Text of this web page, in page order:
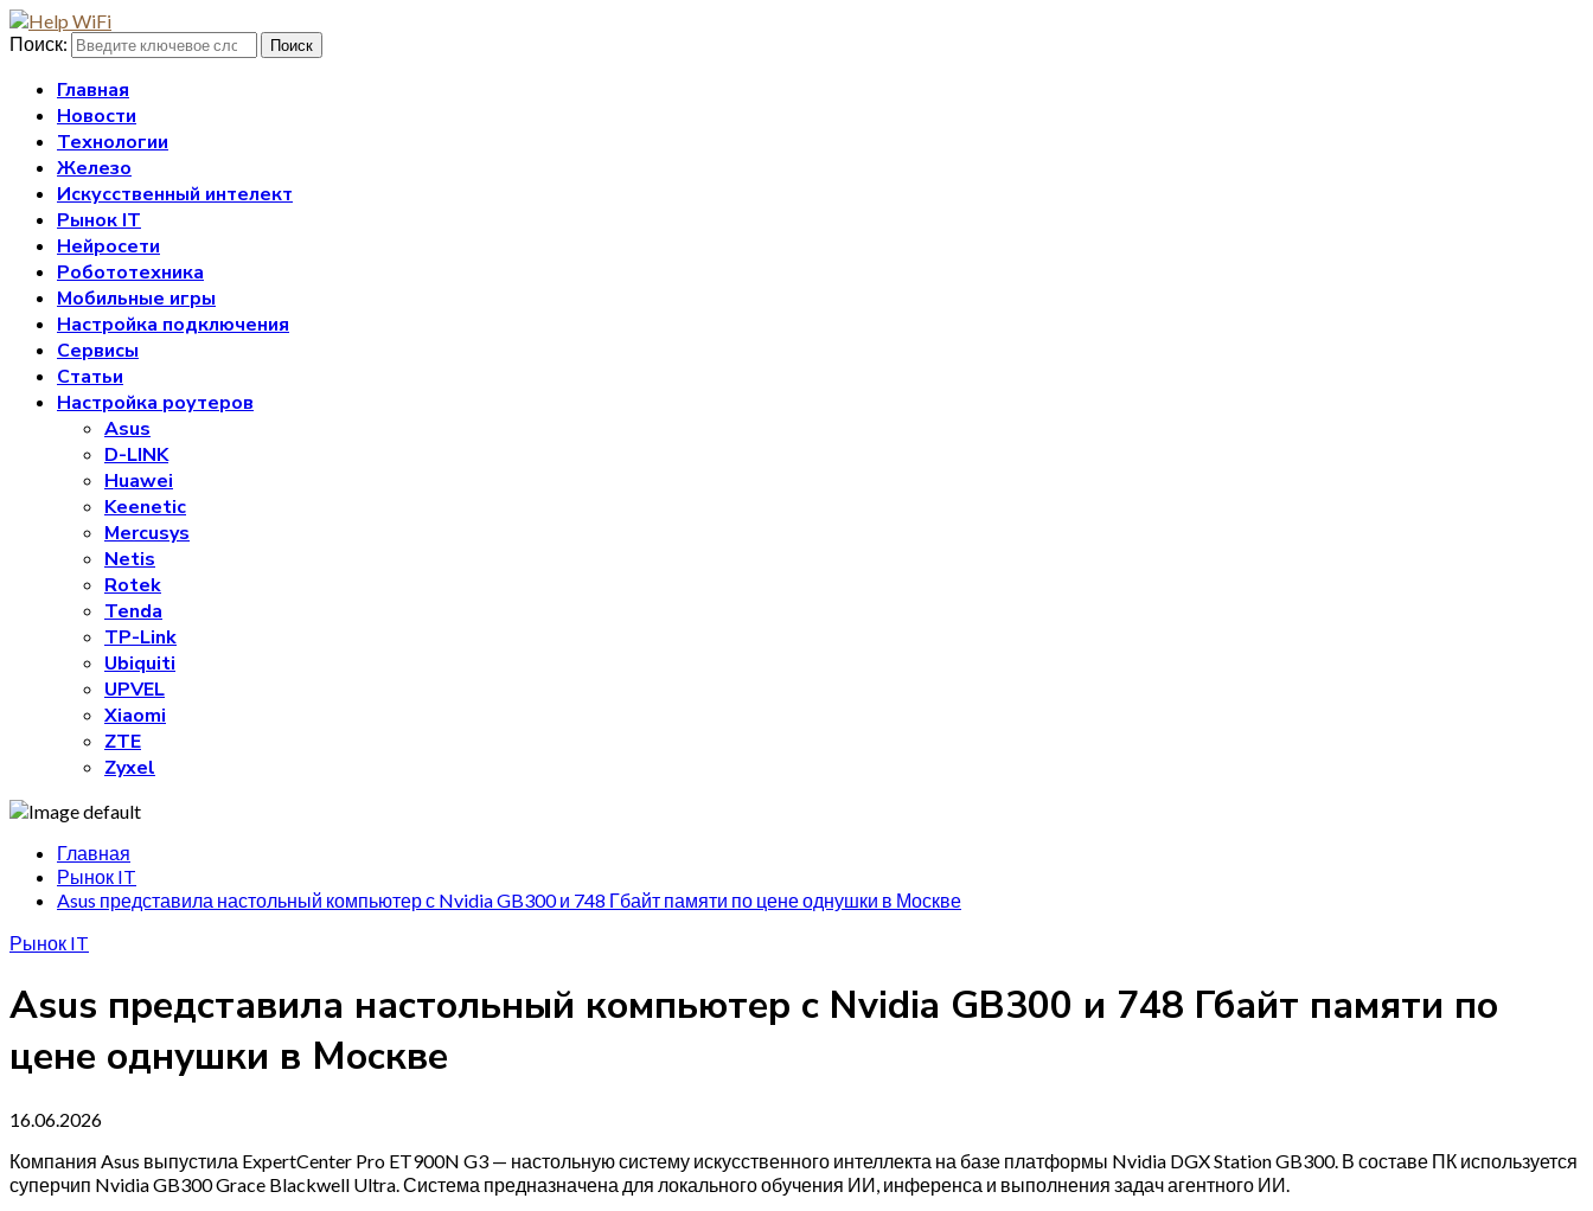
Поиск: Поиск
Главная
Новости
Технологии
Железо
Искусственный интелект
Рынок IT
Нейросети
Робототехника
Мобильные игры
Настройка подключения
Сервисы
Статьи
Настройка роутеров
Asus
D-LINK
Huawei
Keenetic
Mercusys
Netis
Rotek
Tenda
TP-Link
Ubiquiti
UPVEL
Xiaomi
ZTE
Zyxel
Главная
Рынок IT
Asus представила настольный компьютер с Nvidia GB300 и 748 Гбайт памяти по цене однушки в Москве
Рынок IT
Asus представила настольный компьютер с Nvidia GB300 и 748 Гбайт памяти по
цене однушки в Москве
16.06.2026
Компания Asus выпустила ExpertCenter Pro ET900N G3 — настольную систему искусственного интеллекта на базе платформы Nvidia DGX Station GB300. В составе ПК используется
суперчип Nvidia GB300 Grace Blackwell Ultra. Система предназначена для локального обучения ИИ, инференса и выполнения задач агентного ИИ.